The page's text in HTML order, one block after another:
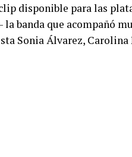
disponible para las
banda que acompañó
Sonia Álvarez,